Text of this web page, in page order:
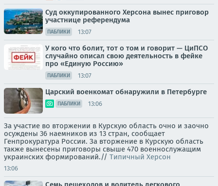
Суд оккупированного Херсона вынес приговор
участнице референдума
ПАБЛИКИ 13:07
У кого что болит, тот о том и говорит — ЦиПСО
случайно описал свою деятельность в фейке
про «Единую Россию»
ПАБЛИКИ 13:07
Царский военкомат обнаружили в Петербурге
ПАБЛИКИ 13:06
За участие во вторжении в Курскую область очно и заочно
осуждены 36 наемников из 13 стран, сообщает
Генпрокуратура России. За вторжение в Курскую область
также вынесены приговоры свыше 470 военнослужащим
украинских формирований.// Типичный Херсон
13:06